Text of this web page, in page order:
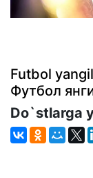
Futbol
Футбол
Do`stlarga